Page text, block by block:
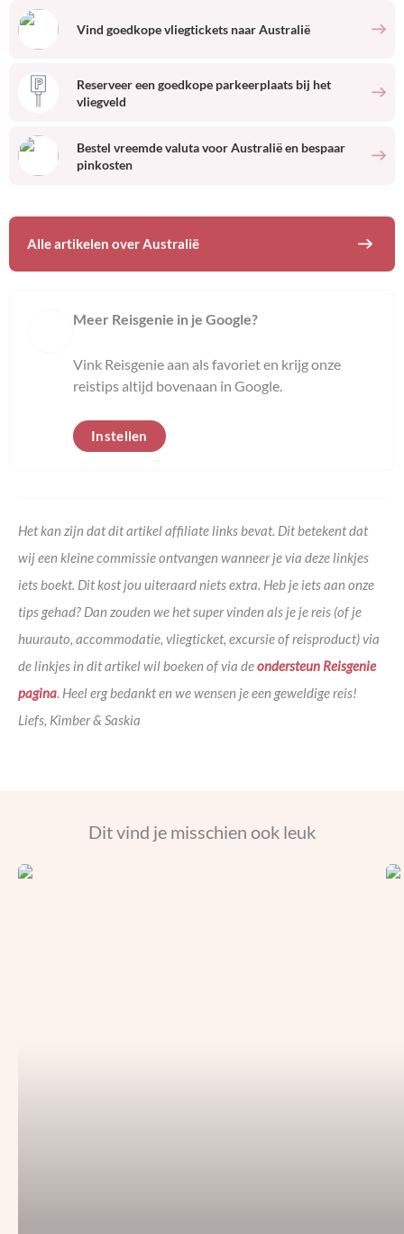
Vind goedkope vliegtickets naarAustralië
Reserveer een goedkope parkeerplaats bij het
vliegveld
Bestel vreemde valuta voorAustraliëen bespaar
pinkosten
Alle artikelen overAustralië
Meer Reisgenie in je Google?
Vink Reisgenie aan als favoriet en krijg onze
reistips altijd bovenaan in Google.
Instellen
Het kan zijn dat dit artikel affiliate links bevat. Dit betekent dat
wij een kleine commissie ontvangen wanneer je via deze linkjes
iets boekt. Dit kost jou uiteraard niets extra. Heb je iets aan onze
tips gehad? Dan zouden we het super vinden als je je reis (of je
huurauto, accommodatie, vliegticket, excursie of reisproduct) via
de linkjes in dit artikel wil boeken of via deondersteun Reisgenie
pagina . Heel erg bedankt en we wensen je een geweldige reis!
Liefs, Kimber & Saskia
Dit vind je misschien ook leuk